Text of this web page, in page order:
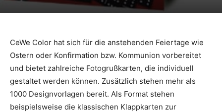
CeWe Color hat sich für die anstehenden Feiertage wie
Ostern oder Konfirmation bzw. Kommunion vorbereitet
und bietet zahlreiche Fotogrußkarten, die individuell
gestaltet werden können. Zusätzlich stehen mehr als
1000 Designvorlagen bereit. Als Format stehen
beispielsweise die klassischen Klappkarten zur